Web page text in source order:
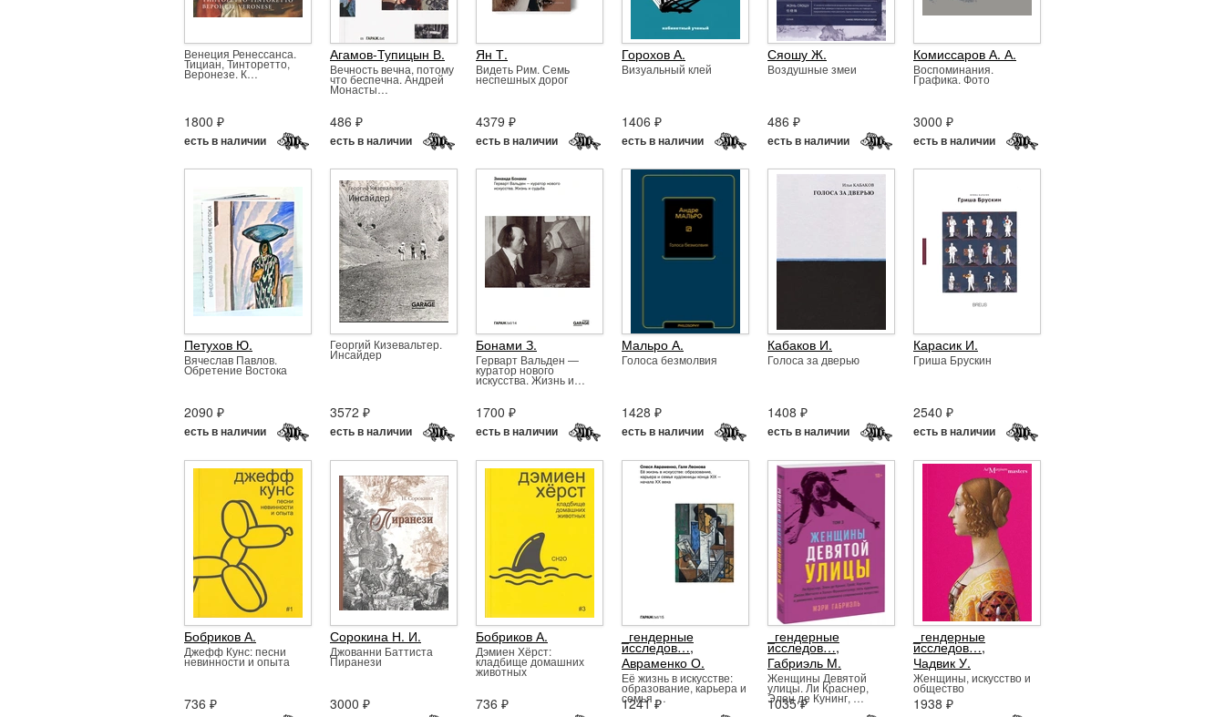
Венеция Ренессанса.
Тициан, Тинторетто,
Веронезе. К…
1800 ₽
есть в наличии
Агамов-Тупицын В.
Вечность вечна, потому
что беспечна. Андрей
Монасты…
486 ₽
есть в наличии
Ян Т.
Видеть Рим. Семь
неспешных дорог
4379 ₽
есть в наличии
Горохов А.
Визуальный клей
1406 ₽
есть в наличии
Сяошу Ж.
Воздушные змеи
486 ₽
есть в наличии
Комиссаров А. А.
Воспоминания.
Графика. Фото
3000 ₽
есть в наличии
Петухов Ю.
Вячеслав Павлов.
Обретение Востока
2090 ₽
есть в наличии
Георгий Кизевальтер.
Инсайдер
3572 ₽
есть в наличии
Бонами З.
Герварт Вальден —
куратор нового
искусства. Жизнь и…
1700 ₽
есть в наличии
Мальро А.
Голоса безмолвия
1428 ₽
есть в наличии
Кабаков И.
Голоса за дверью
1408 ₽
есть в наличии
Карасик И.
Гриша Брускин
2540 ₽
есть в наличии
Бобриков А.
Джефф Кунс: песни
невинности и опыта
736 ₽
Сорокина Н. И.
Джованни Баттиста
Пиранези
3000 ₽
Бобриков А.
Дэмиен Хёрст:
кладбище домашних
животных
736 ₽
_гендерные
исследов…,
Авраменко О.
Её жизнь в искусстве:
образование, карьера и
семья …
1241 ₽
_гендерные
исследов…,
Габриэль М.
Женщины Девятой
улицы. Ли Краснер,
Элен де Кунинг, …
1035 ₽
_гендерные
исследов…,
Чадвик У.
Женщины, искусство и
общество
1938 ₽